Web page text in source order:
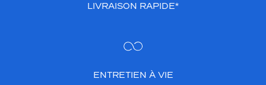
LIVRAISON RAPIDE*
ENTRETIEN À VIE